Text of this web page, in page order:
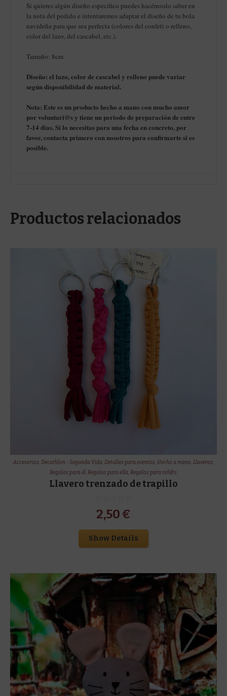
Si quieres algún diseño específico puedes hacérnoslo saber en
la nota del pedido e intentaremos adaptar el diseño de tu bola
navideña para que sea perfecta (colores del confeti o relleno,
color del lazo, del cascabel, etc.).
Tamaño: 8cm
Diseño: el lazo, color de cascabel y relleno puede variar
según disponibilidad de material.
Nota: Este es un producto hecho a mano con mucho amor
por voluntari@s y tiene un periodo de preparación de entre
7-14 días. Si lo necesitas para una fecha en concreto, por
favor, contacta primero con nosotros para confirmarte si es
posible.
Productos relacionados
Accesorios, Decathlon - Segunda Vida, Detalles para eventos, Hecho a mano, Llaveros,
Regalos para él,Regalos para ella,Regalos para niñ@s
Llavero trenzado de trapillo
2,50 €
Show Details